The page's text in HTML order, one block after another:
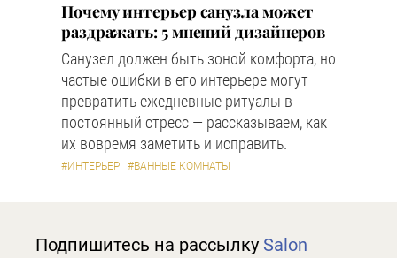
Почему интерьер санузла может
раздражать: 5 мнений дизайнеров
Санузел должен быть зоной комфорта, но
частые ошибки в его интерьере могут
превратить ежедневные ритуалы в
постоянный стресс — рассказываем, как
их вовремя заметить и исправить.
#ИНТЕРЬЕР #ВАННЫЕ КОМНАТЫ
Подпишитесь на рассылку Salon